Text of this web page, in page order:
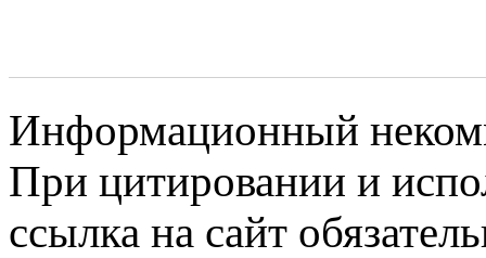
Информационный
При цитировании и
ссылка на сайт